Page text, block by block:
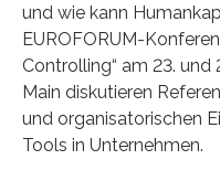
und wie kann
EUROFORUM-
Controlling“ am 23. und
Main diskutieren
und organisatorischen
Tools in Unternehmen.